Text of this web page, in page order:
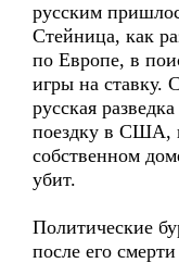
русским
Стейница, как
по Европе, в
игры на ставку.
русская
поездку в США,
собственном
убит.
Политические
после его